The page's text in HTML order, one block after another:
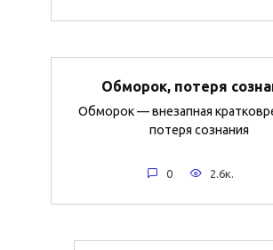
Обморок, потеря
Обморок — внезапная
потеря сознания
0 2.6к.